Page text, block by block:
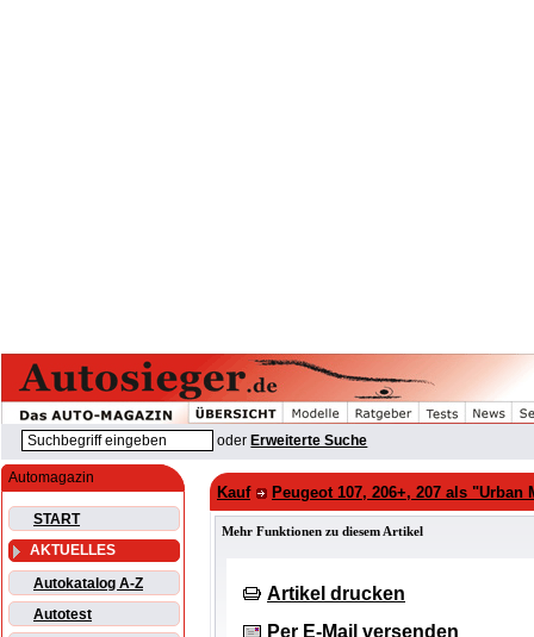
oder Erweiterte Suche
Automagazin
START
AKTUELLES
Autokatalog A-Z
Autotest
Kauf Peugeot 107, 206+, 207 als
Mehr Funktionen zu diesem Artikel
Artikel drucken
Per E-Mail versenden